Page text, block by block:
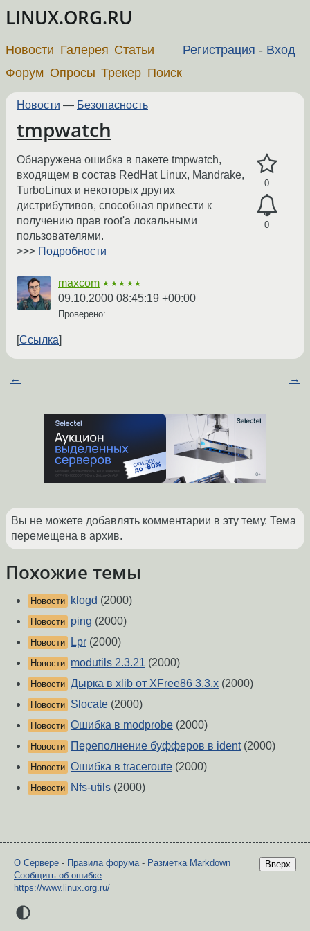
LINUX.ORG.RU
Регистрация - Вход
Новости Галерея Статьи
Форум Опросы Трекер Поиск
Новости — Безопасность
tmpwatch
0
0
Обнаружена ошибка в пакете tmpwatch,
входящем в состав RedHat Linux, Mandrake,
TurboLinux и некоторых других
дистрибутивов, способная привести к
получению прав root'а локальными
пользователями.
>>> Подробности
maxcom ★★★★★
09.10.2000 08:45:19 +00:00
Проверено:
Ссылка
← →
Вы не можете добавлять комментарии в эту тему. Тема
перемещена в архив.
Похожие темы
Новости klogd (2000)
Новости ping (2000)
Новости Lpr (2000)
Новости modutils 2.3.21 (2000)
Новости Дырка в xlib от XFree86 3.3.x (2000)
Новости Slocate (2000)
Новости Ошибка в modprobe (2000)
Новости Переполнение буфферов в ident(2000)
Новости Ошибка в traceroute (2000)
Новости Nfs-utils (2000)
Вверх
О Сервере - Правила форума- Разметка Markdown
Сообщить об ошибке
https://www.linux.org.ru/